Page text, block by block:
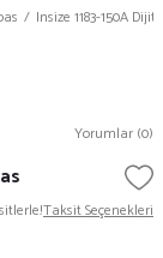
Insize 1183-150A
Yorumlar (0)
Taksit Seçenekleri